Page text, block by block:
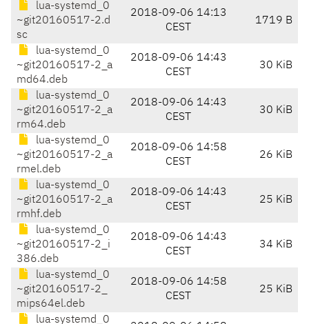
lua-systemd_0
~git20160517-2.d
sc
2018-09-06 14:13
CEST
1719 B
lua-systemd_0
~git20160517-2_a
md64.deb
2018-09-06 14:43
CEST
30 KiB
lua-systemd_0
~git20160517-2_a
rm64.deb
2018-09-06 14:43
CEST
30 KiB
lua-systemd_0
~git20160517-2_a
rmel.deb
2018-09-06 14:58
CEST
26 KiB
lua-systemd_0
~git20160517-2_a
rmhf.deb
2018-09-06 14:43
CEST
25 KiB
lua-systemd_0
~git20160517-2_i
386.deb
2018-09-06 14:43
CEST
34 KiB
lua-systemd_0
~git20160517-2_
mips64el.deb
2018-09-06 14:58
CEST
25 KiB
lua-systemd_0